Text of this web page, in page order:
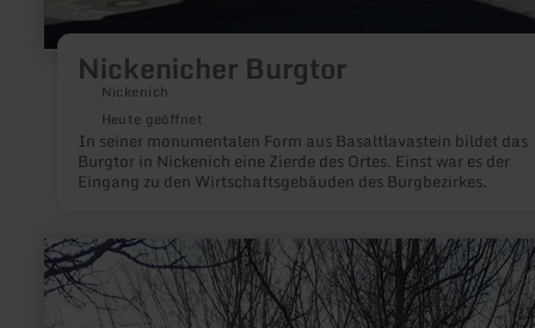
Nickenicher Burgtor
Nickenich
Heute geöffnet
In seiner monumentalen Form aus Basaltlavastein bildet das
Burgtor in Nickenich eine Zierde des Ortes. Einst war es der
Eingang zu den Wirtschaftsgebäuden des Burgbezirkes.
mehr
erfahren
zu:
Die
Kreuzgruppe